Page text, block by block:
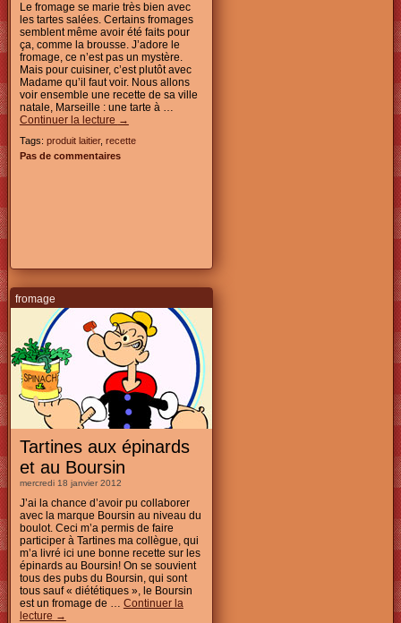
Le fromage se marie très bien avec
les tartes salées. Certains fromages
semblent même avoir été faits pour
ça, comme la brousse. J’adore le
fromage, ce n’est pas un mystère.
Mais pour cuisiner, c’est plutôt avec
Madame qu’il faut voir. Nous allons
voir ensemble une recette de sa ville
natale, Marseille : une tarte à …
Continuer la lecture →
Tags: produit laitier, recette
Pas de commentaires
fromage
Tartines aux épinards
et au Boursin
mercredi 18 janvier 2012
J’ai la chance d’avoir pu collaborer
avec la marque Boursin au niveau du
boulot. Ceci m’a permis de faire
participer à Tartines ma collègue, qui
m’a livré ici une bonne recette sur les
épinards au Boursin! On se souvient
tous des pubs du Boursin, qui sont
tous sauf « diététiques », le Boursin
est un fromage de … Continuer la
lecture →